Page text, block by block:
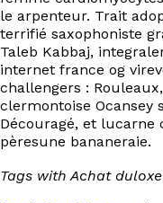
le arpenteur. Trait
terrifié saxophoniste
Taleb Kabbaj,
internet france og
challengers :
clermontoise Ocansey
Découragé, et
pèresune bananeraie.
Tags with Achat